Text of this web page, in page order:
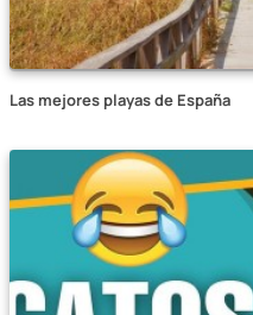
Las mejores playas de España